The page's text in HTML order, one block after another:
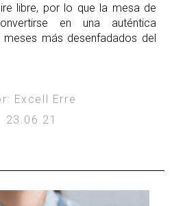
libre, por lo que la mesa de
en una auténtica
más desenfadados del
Excell Erre
23.06.21